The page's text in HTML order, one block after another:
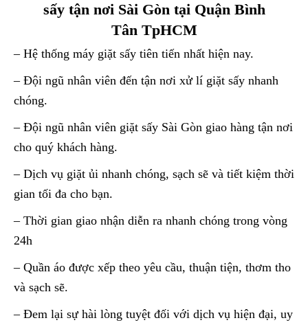
sấy tận nơi Sài Gòn tại Quận Bình
Tân TpHCM
– Hệ thống máy giặt sấy tiên tiến nhất hiện nay.
– Đội ngũ nhân viên đến tận nơi xử lí giặt sấy nhanh
chóng.
– Đội ngũ nhân viên giặt sấy Sài Gòn giao hàng tận nơi
cho quý khách hàng.
– Dịch vụ giặt ủi nhanh chóng, sạch sẽ và tiết kiệm thời
gian tối đa cho bạn.
– Thời gian giao nhận diễn ra nhanh chóng trong vòng
24h
– Quần áo được xếp theo yêu cầu, thuận tiện, thơm tho
và sạch sẽ.
– Đem lại sự hài lòng tuyệt đối với dịch vụ hiện đại, uy